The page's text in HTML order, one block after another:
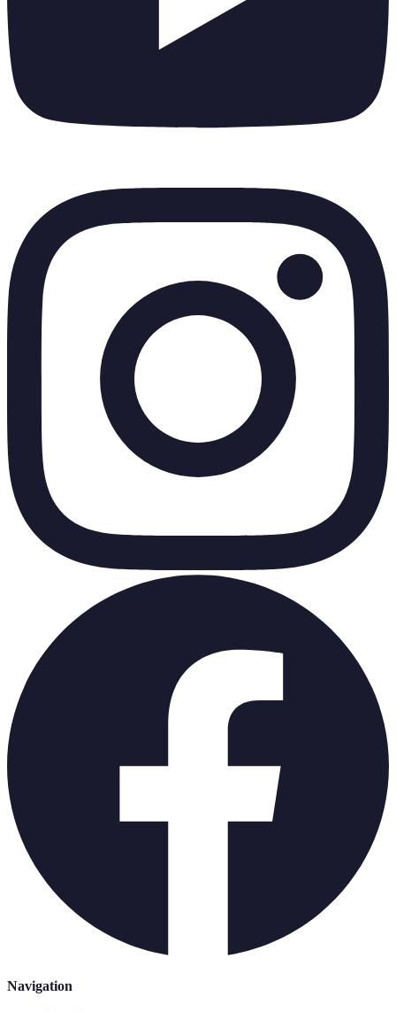
Navigation